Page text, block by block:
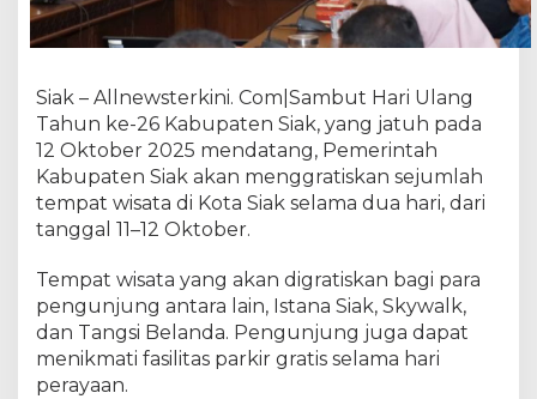
U
T
a
k
k
e
-
2
d
b
u
a
Siak – Allnewsterkini. Com|Sambut Hari Ulang
Tahun ke-26 Kabupaten Siak, yang jatuh pada
12 Oktober 2025 mendatang, Pemerintah
Kabupaten Siak akan menggratiskan sejumlah
tempat wisata di Kota Siak selama dua hari, dari
tanggal 11–12 Oktober.
Tempat wisata yang akan digratiskan bagi para
pengunjung antara lain, Istana Siak, Skywalk,
dan Tangsi Belanda. Pengunjung juga dapat
menikmati fasilitas parkir gratis selama hari
perayaan.